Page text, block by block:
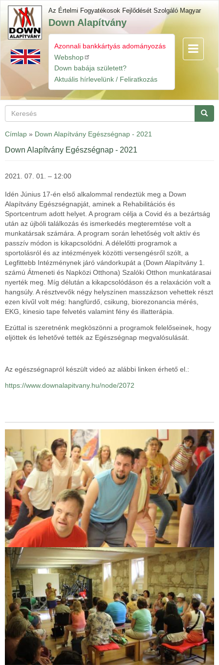
Ugrás
tartalomra
Az Értelmi Fogyatékosok Fejlődését Szolgáló Magyar
Down Alapítvány
Gyorslinkek
Azonnali bankkártyás adományozás
Webshop
Down babája született?
Aktuális hírlevelünk / Feliratkozás
Navigáció
Keresés
Címlap » Down Alapítvány Egészségnap - 2021
Down Alapítvány Egészségnap - 2021
2021. 07. 01. – 12:00
Idén Június 17-én első alkalommal rendeztük meg a Down
Alapítvány Egészségnapját, aminek a Rehabilitációs és
Sportcentrum adott helyet. A program célja a Covid és a bezártság
után az újbóli találkozás és ismerkedés megteremtése volt a
munkatársak számára. A program során lehetőség volt aktív és
passzív módon is kikapcsolódni. A délelőtti programok a
sportolásról és az intézmények közötti versengésről szólt, a
Legfittebb Intézménynek járó vándorkupát a (Down Alapítvány 1.
számú Átmeneti és Napközi Otthona) Szalóki Otthon munkatárasai
nyerték meg. Míg délután a kikapcsolódáson és a relaxáción volt a
hangsúly. A résztvevők négy helyszínen masszázson vehettek részt
ezen kívűl volt még: hangfürdő, csikung, biorezonancia mérés,
EKG, kinesio tape felvetés valamint fény és illatterápia.
Ezúttal is szeretnénk megköszönni a programok felelőseinek, hogy
eljöttek és lehetővé tették az Egészségnap megvalósulását.
Az egészségnapról készült videó az alábbi linken érhető el.:
https://www.downalapitvany.hu/node/2072